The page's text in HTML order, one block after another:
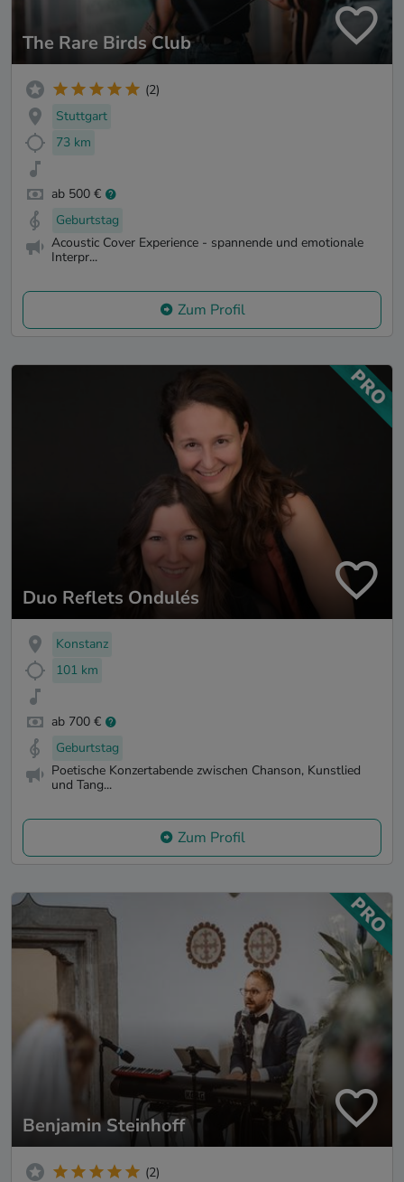
The Rare Birds Club
(2)
Stuttgart
73 km
ab 500 €
Geburtstag
Acoustic Cover Experience - spannende und emotionale
Interpr...
Zum Profil
Duo Reflets Ondulés
Konstanz
101 km
ab 700 €
Geburtstag
Poetische Konzertabende zwischen Chanson, Kunstlied
und Tang...
Zum Profil
Benjamin Steinhoff
(2)